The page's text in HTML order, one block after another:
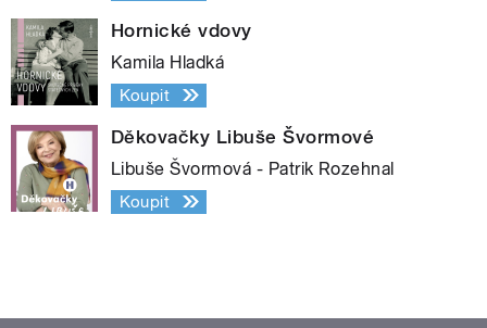
Hornické vdovy
Kamila Hladká
Koupit
Děkovačky Libuše Švormové
Libuše Švormová - Patrik Rozehnal
Koupit